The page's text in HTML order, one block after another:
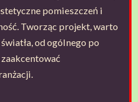
pomieszczeń i
Tworząc projekt, warto
od ogólnego po